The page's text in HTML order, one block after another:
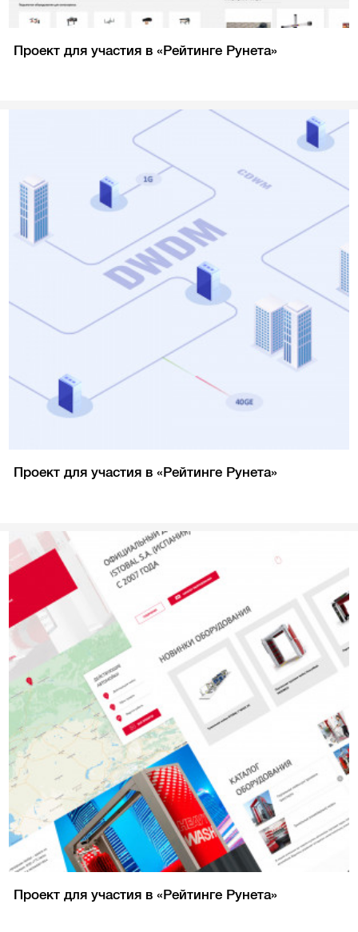
Проект для участия в «Рейтинге Рунета»
Проект для участия в «Рейтинге Рунета»
Проект для участия в «Рейтинге Рунета»